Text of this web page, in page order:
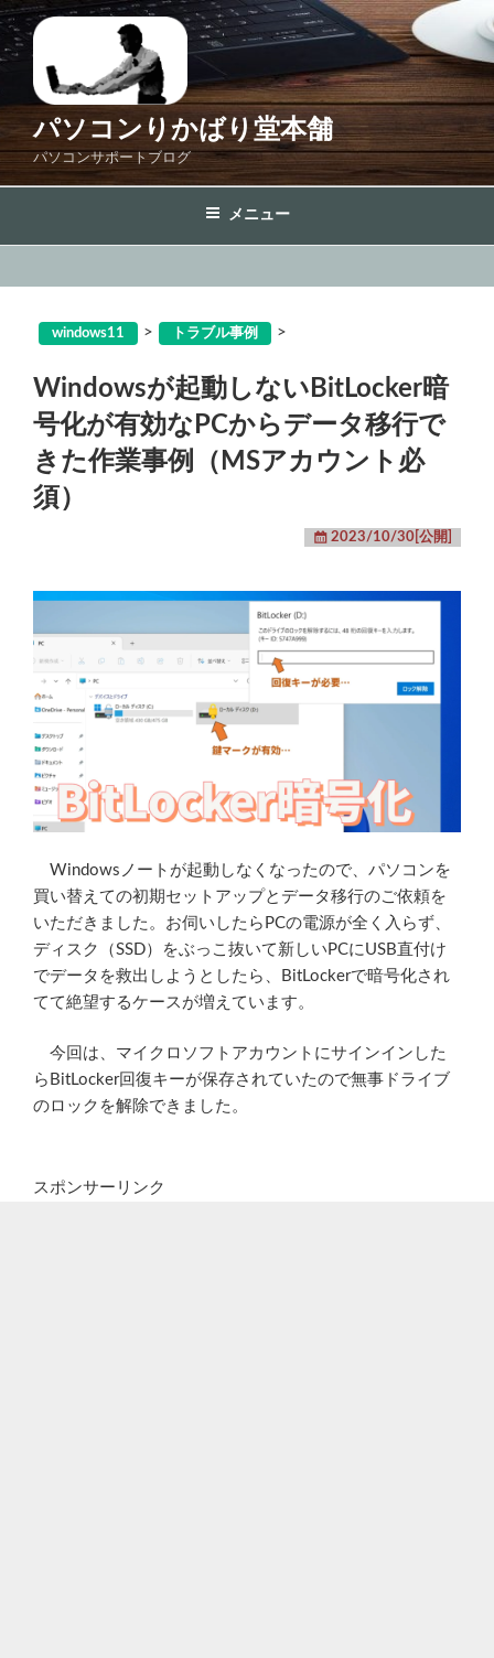
コ
ン
テ
ス
プ
パソコンりかばり堂本舗
パソコンサポートブログ
メニュー
windows11 > トラブル事例 >
Windowsが起動しないBitLocker暗
号化が有効なPCからデータ移行で
きた作業事例（MSアカウント必
須）
2023/10/30[公開]
Windowsノートが起動しなくなったので、パソコンを
買い替えての初期セットアップとデータ移行のご依頼を
いただきました。お伺いしたらPCの電源が全く入らず、
ディスク（SSD）をぶっこ抜いて新しいPCにUSB直付け
でデータを救出しようとしたら、BitLockerで暗号化され
てて絶望するケースが増えています。
今回は、マイクロソフトアカウントにサインインした
らBitLocker回復キーが保存されていたので無事ドライブ
のロックを解除できました。
スポンサーリンク